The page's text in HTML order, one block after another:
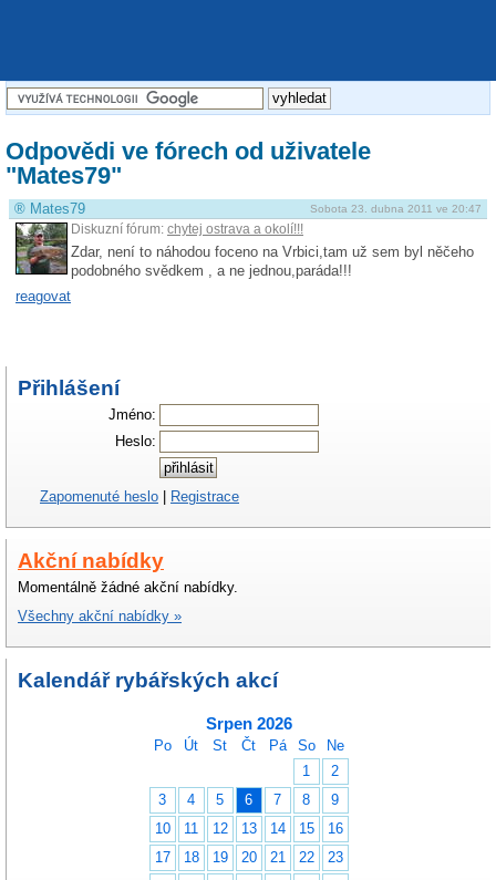
Odpovědi ve fórech od uživatele
"Mates79"
Sobota 23. dubna 2011 ve 20:47
® Mates79
Diskuzní fórum: chytej ostrava a okolí!!!
Zdar, není to náhodou foceno na Vrbici,tam už sem byl něčeho
podobného svědkem , a ne jednou,paráda!!!
reagovat
Přihlášení
Jméno:
Heslo:
Zapomenuté heslo Registrace
Akční nabídky
Momentálně žádné akční nabídky.
Všechny akční nabídky »
Kalendář rybářských akcí
Srpen 2026
Po Út St Čt Pá So
Ne
1
2
3
4 5 6 7 8
9
10
11 12 13 14 15
16
17
18 19 20 21 22
23